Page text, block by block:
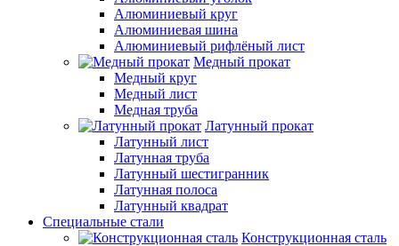
Алюминиевый круг
Алюминиевая шина
Алюминиевый рифлёный лист
Медный прокат
Медный круг
Медный лист
Медная труба
Латунный прокат
Латунный лист
Латунная труба
Латунный шестигранник
Латунная полоса
Латунный квадрат
Специальные стали
Конструкционная сталь